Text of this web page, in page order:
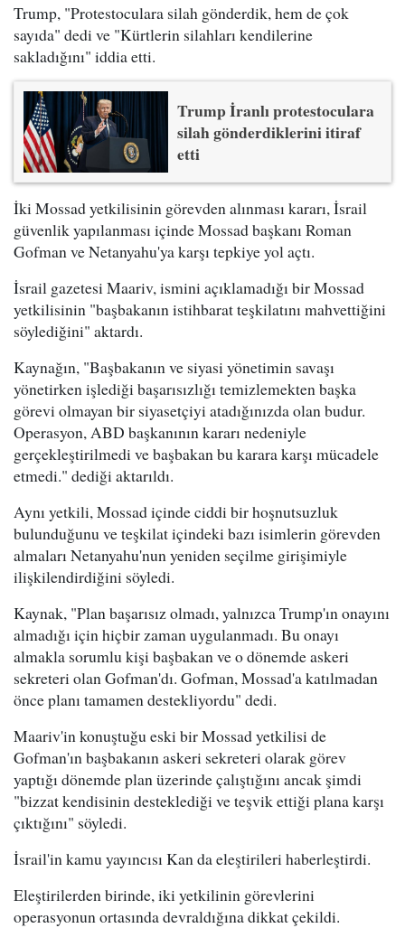
Trump, "Protestoculara silah gönderdik, hem de çok
sayıda" dedi ve "Kürtlerin silahları kendilerine
sakladığını" iddia etti.
Trump İranlı protestoculara
silah gönderdiklerini itiraf
etti
İki Mossad yetkilisinin görevden alınması kararı, İsrail
güvenlik yapılanması içinde Mossad başkanı Roman
Gofman ve Netanyahu'ya karşı tepkiye yol açtı.
İsrail gazetesi Maariv, ismini açıklamadığı bir Mossad
yetkilisinin "başbakanın istihbarat teşkilatını mahvettiğini
söylediğini" aktardı.
Kaynağın, "Başbakanın ve siyasi yönetimin savaşı
yönetirken işlediği başarısızlığı temizlemekten başka
görevi olmayan bir siyasetçiyi atadığınızda olan budur.
Operasyon, ABD başkanının kararı nedeniyle
gerçekleştirilmedi ve başbakan bu karara karşı mücadele
etmedi." dediği aktarıldı.
Aynı yetkili, Mossad içinde ciddi bir hoşnutsuzluk
bulunduğunu ve teşkilat içindeki bazı isimlerin görevden
almaları Netanyahu'nun yeniden seçilme girişimiyle
ilişkilendirdiğini söyledi.
Kaynak, "Plan başarısız olmadı, yalnızca Trump'ın onayını
almadığı için hiçbir zaman uygulanmadı. Bu onayı
almakla sorumlu kişi başbakan ve o dönemde askeri
sekreteri olan Gofman'dı. Gofman, Mossad'a katılmadan
önce planı tamamen destekliyordu" dedi.
Maariv'in konuştuğu eski bir Mossad yetkilisi de
Gofman'ın başbakanın askeri sekreteri olarak görev
yaptığı dönemde plan üzerinde çalıştığını ancak şimdi
"bizzat kendisinin desteklediği ve teşvik ettiği plana karşı
çıktığını" söyledi.
İsrail'in kamu yayıncısı Kan da eleştirileri haberleştirdi.
Eleştirilerden birinde, iki yetkilinin görevlerini
operasyonun ortasında devraldığına dikkat çekildi.